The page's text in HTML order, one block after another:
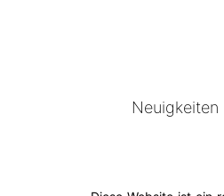
Neuigkeiten